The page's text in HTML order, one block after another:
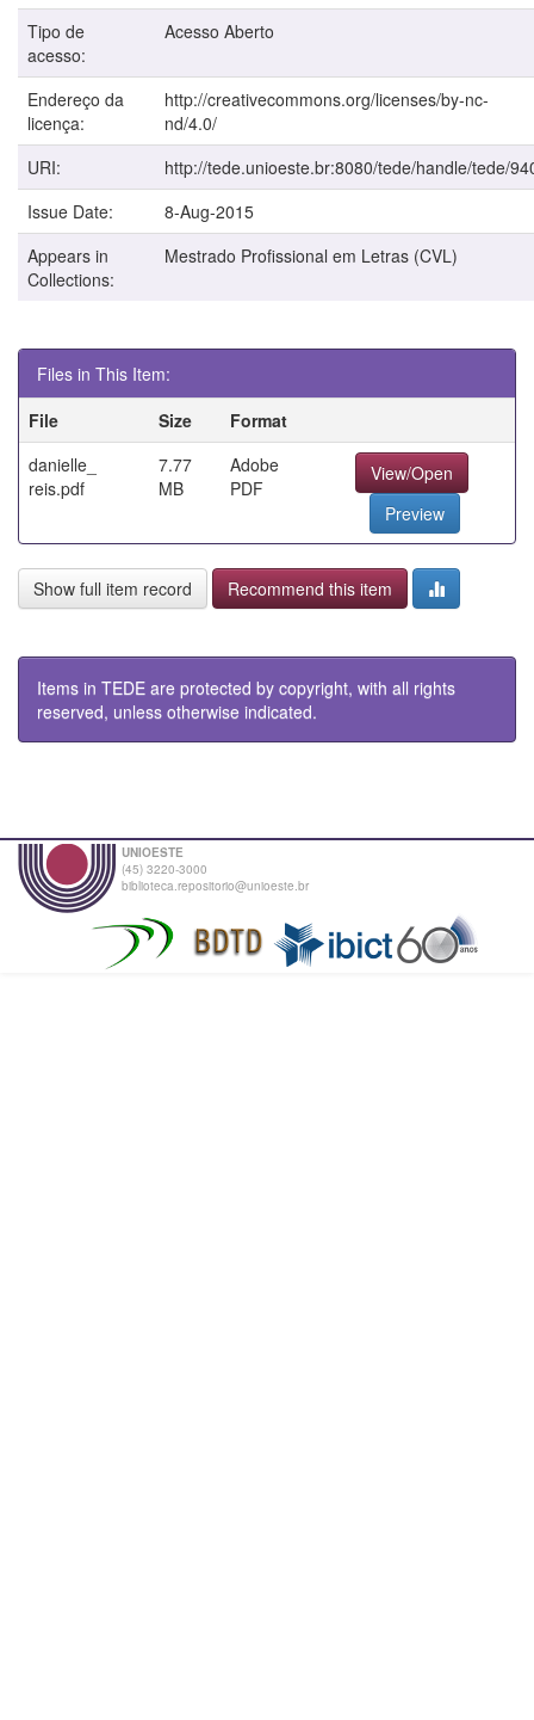
Tipo de
acesso:
Acesso Aberto
Endereço da
licença:
http://creativecommons.org/licenses/by-nc-
nd/4.0/
URI:
http://tede.unioeste.br:8080/tede/handle/tede/
Issue Date:
8-Aug-2015
Appears in
Collections:
Mestrado Profissional em Letras (CVL)
Files in This Item:
File
Size
Format
danielle_
reis.pdf
7.77
MB
Adobe
PDF
View/Open
Preview
Show full item record Recommend this item
Items in TEDE are protected by copyright, with all rights
reserved, unless otherwise indicated.
UNIOESTE
(45) 3220-3000
biblioteca.repositorio@unioeste.br